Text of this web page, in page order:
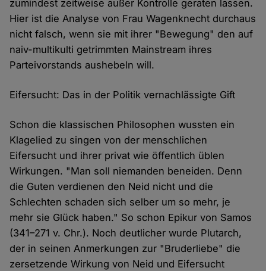
zumindest zeitweise außer Kontrolle geraten lassen.
Hier ist die Analyse von Frau Wagenknecht durchaus
nicht falsch, wenn sie mit ihrer "Bewegung" den auf
naiv-multikulti getrimmten Mainstream ihres
Parteivorstands aushebeln will.
Eifersucht: Das in der Politik vernachlässigte Gift
Schon die klassischen Philosophen wussten ein
Klagelied zu singen von der menschlichen
Eifersucht und ihrer privat wie öffentlich üblen
Wirkungen. "Man soll niemanden beneiden. Denn
die Guten verdienen den Neid nicht und die
Schlechten schaden sich selber um so mehr, je
mehr sie Glück haben." So schon Epikur von Samos
(341–271 v. Chr.). Noch deutlicher wurde Plutarch,
der in seinen Anmerkungen zur "Bruderliebe" die
zersetzende Wirkung von Neid und Eifersucht